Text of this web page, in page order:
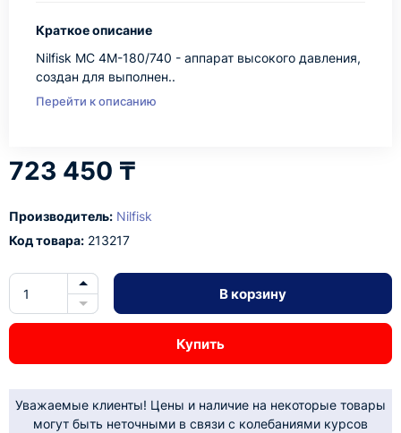
Краткое описание
Nilfisk MC 4M-180/740 - аппарат высокого давления,
создан для выполнен..
Перейти к описанию
723 450 ₸
Производитель: Nilfisk
Код товара: 213217
В корзину
Купить
Уважаемые клиенты! Цены и наличие на некоторые товары
могут быть неточными в связи с колебаниями курсов